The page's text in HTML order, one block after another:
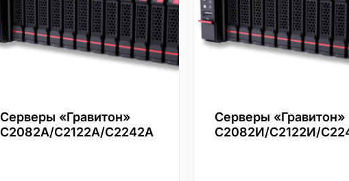
Серверы «Гравитон»
С2082А/С2122А/С2242А
Серверы «Гравитон»
С2082И/С2122И/